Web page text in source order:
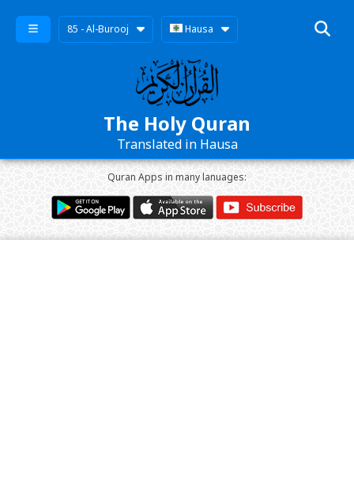
85 - Al-Burooj Hausa
The Holy Quran
Translated in Hausa
Quran Apps in many lanuages: